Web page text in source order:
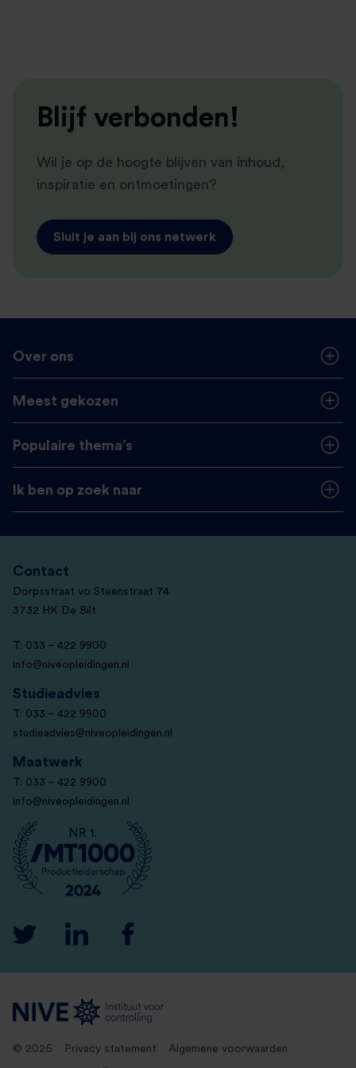
Blijf verbonden!
Wil je op de hoogte blijven van inhoud,
inspiratie en ontmoetingen?
Sluit je aan bij ons netwerk
Over ons
Meest gekozen
Populaire thema’s
Ik ben op zoek naar
Contact
Dorpsstraat vo Steenstraat 74
3732 HK De Bilt
T: 033 – 422 9900
info@niveopleidingen.nl
Studieadvies
T: 033 – 422 9900
studieadvies@niveopleidingen.nl
Maatwerk
T: 033 – 422 9900
info@niveopleidingen.nl
© 2026 Privacy statement Algemene voorwaarden